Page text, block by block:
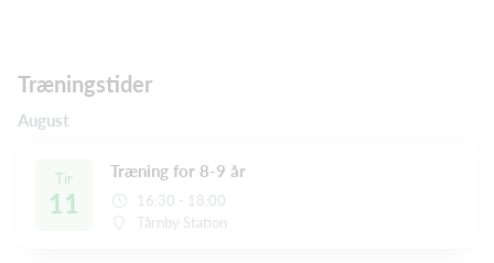
Træningstider
August
Tir
11
Træning for 8-9 år
16:30 - 18:00
Tårnby Station